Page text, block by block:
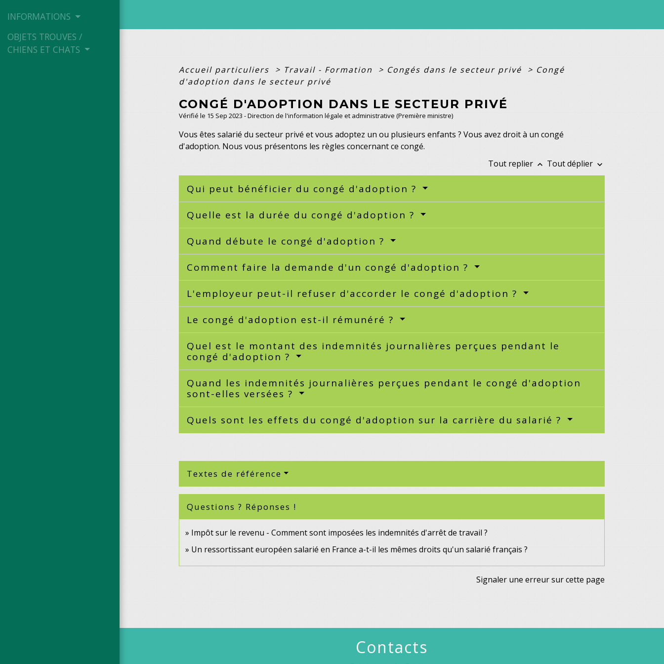
INFORMATIONS
OBJETS TROUVES /
CHIENS ET CHATS
Accueil particuliers > Travail - Formation > Congés dans le secteur privé > Congé
d'adoption dans le secteur privé
CONGÉ D'ADOPTION DANS LE SECTEUR PRIVÉ
Vérifié le 15 Sep 2023 - Direction de l'information légale et administrative (Première ministre)
Vous êtes salarié du secteur privé et vous adoptez un ou plusieurs enfants ? Vous avez droit à un congé
d'adoption. Nous vous présentons les règles concernant ce congé.
Tout replier keyboard_arrow_up Tout déplier keyboard_arrow_down
Qui peut bénéficier du congé d'adoption ?
Quelle est la durée du congé d'adoption ?
Quand débute le congé d'adoption ?
Comment faire la demande d'un congé d'adoption ?
L'employeur peut-il refuser d'accorder le congé d'adoption ?
Le congé d'adoption est-il rémunéré ?
Quel est le montant des indemnités journalières perçues pendant le
congé d'adoption ?
Quand les indemnités journalières perçues pendant le congé d'adoption
sont-elles versées ?
Quels sont les effets du congé d'adoption sur la carrière du salarié ?
Textes de référence
Questions ? Réponses !
Impôt sur le revenu - Comment sont imposées les indemnités d'arrêt de travail ?
Un ressortissant européen salarié en France a-t-il les mêmes droits qu'un salarié français ?
Signaler une erreur sur cette page
Contacts